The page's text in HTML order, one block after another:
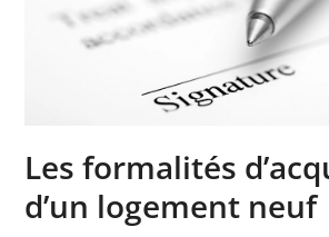
Les formalités
d’un logement neuf